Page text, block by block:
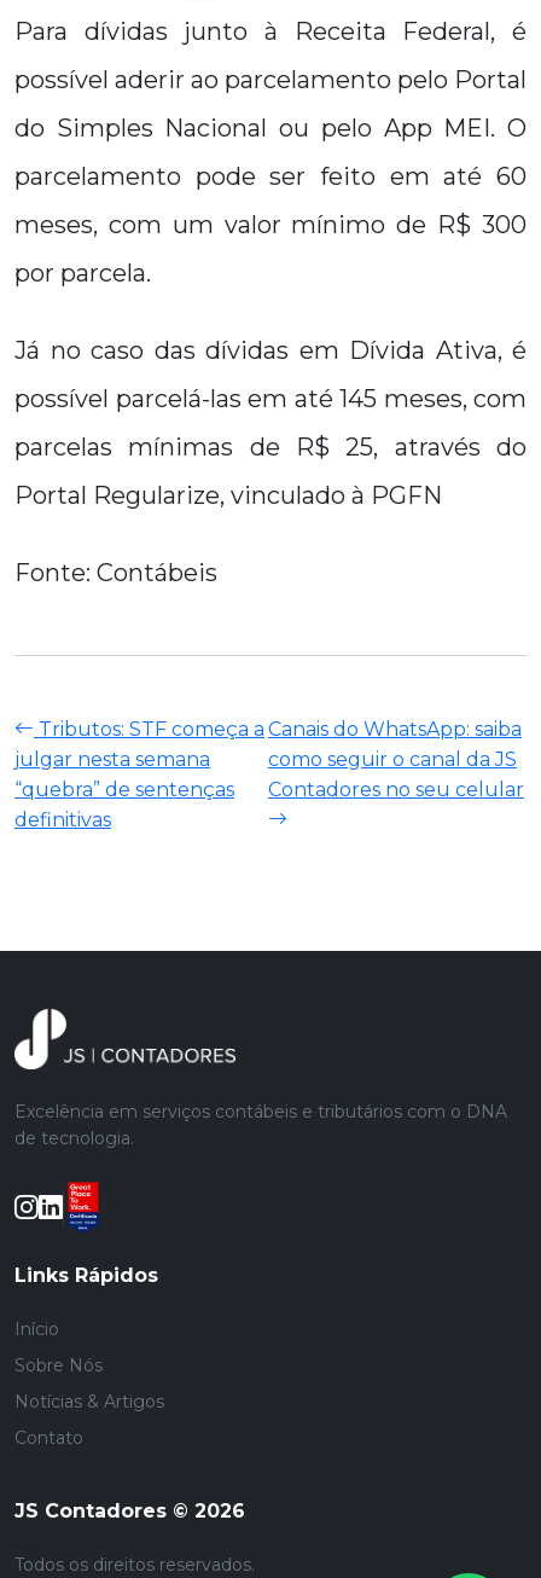
Para dívidas junto à Receita Federal, é
possível aderir ao parcelamento pelo Portal
do Simples Nacional ou pelo App MEI. O
parcelamento pode ser feito em até 60
meses, com um valor mínimo de R$ 300
por parcela.
Já no caso das dívidas em Dívida Ativa, é
possível parcelá-las em até 145 meses, com
parcelas mínimas de R$ 25, através do
Portal Regularize, vinculado à PGFN
Fonte: Contábeis
Tributos: STF começa a
julgar nesta semana
“quebra” de sentenças
definitivas
Canais do WhatsApp: saiba
como seguir o canal da JS
Contadores no seu celular
Excelência em serviços contábeis e tributários com o DNA
de tecnologia.
Links Rápidos
Início
Sobre Nós
Notícias & Artigos
Contato
JS Contadores © 2026
Todos os direitos reservados.